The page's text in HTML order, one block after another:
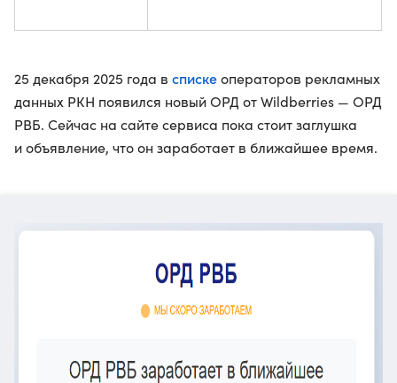
25 декабря 2025 года в спискеоператоров рекламных
данных РКН появился новый ОРД от Wildberries — ОРД
РВБ. Сейчас на сайте сервиса пока стоит заглушка
и объявление, что он заработает в ближайшее время.